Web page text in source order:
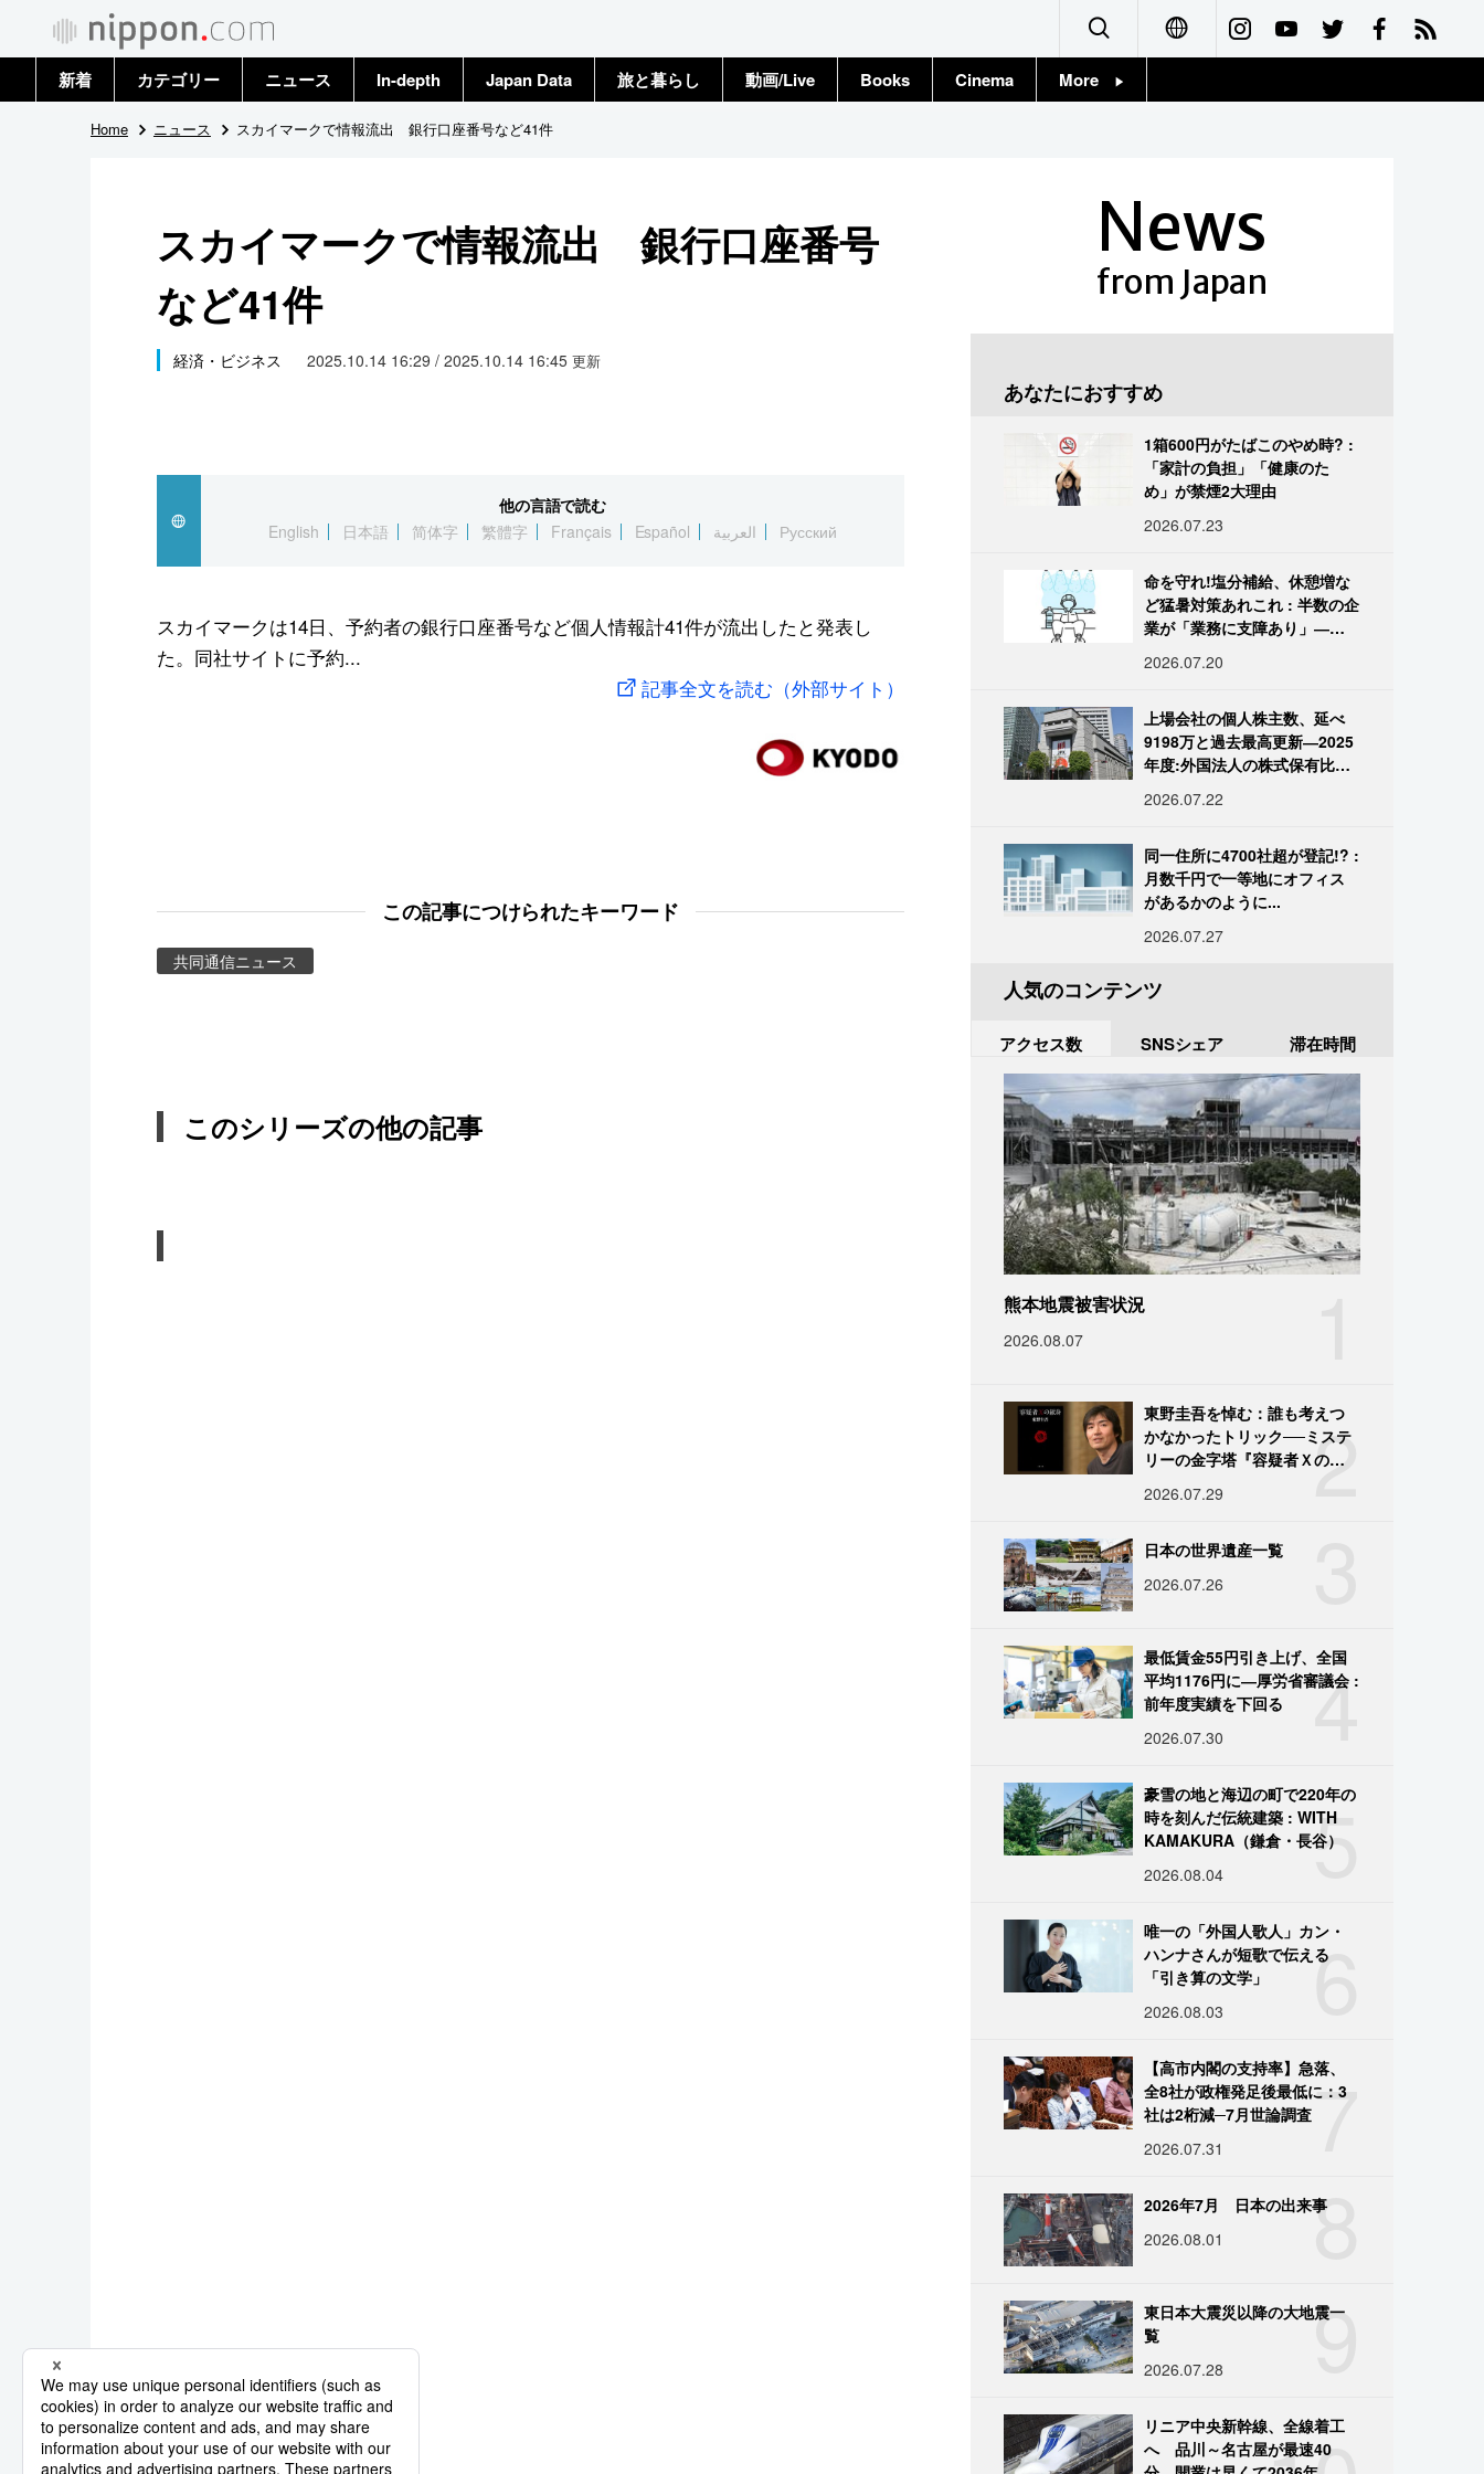
Français
新着 カテゴリー
政治・外交
国際
社会
文化
スポーツ・東京2020
ニュース
トップ
In-depth Japan Data 旅と暮らし 動画/Live Books Cinema More
Home ニュース スカイマークで情報流出 銀行口座番号など41件
スカイマークで情報流出 銀行口座番号
など41件
経済・ビジネス 2025.10.14 16:29 / 2025.10.14 16:45 更新
他の言語で読む
English
日本語 简体字 繁體字 Français Español العربية Русский
スカイマークは14日、予約者の銀行口座番号など個人情報計41件が流出したと発表し
た。同社サイトに予約...
記事全文を読む（外部サイト）
この記事につけられたキーワード
共同通信ニュース
このシリーズの他の記事
News
from Japan
あなたにおすすめ
1箱600円がたばこのやめ時? :
「家計の負担」「健康のた
め」が禁煙2大理由
2026.07.23
命を守れ!塩分補給、休憩増な
ど猛暑対策あれこれ : 半数の企
業が「業務に支障あり」―帝
2026.07.20
上場会社の個人株主数、延べ
9198万と過去最高更新―2025
年度:外国法人の株式保有比率
2026.07.22
同一住所に4700社超が登記!? :
月数千円で一等地にオフィス
があるかのように...
2026.07.27
人気のコンテンツ
アクセス数 SNSシェア 滞在時間
熊本地震被害状況
2026.08.07
2
東野圭吾を悼む：誰も考えつ
かなかったトリック──ミステ
リーの金字塔『容疑者Ｘの献
2026.07.29
日本の世界遺産一覧
2026.07.26
4
最低賃金55円引き上げ、全国
平均1176円に―厚労省審議会 :
前年度実績を下回る
2026.07.30
5
豪雪の地と海辺の町で220年の
時を刻んだ伝統建築 : WITH
KAMAKURA（鎌倉・長谷）
2026.08.04
6
唯一の「外国人歌人」カン・
ハンナさんが短歌で伝える
「引き算の文学」
2026.08.03
7
【高市内閣の支持率】急落、
全8社が政権発足後最低に：3
社は2桁減─7月世論調査
2026.07.31
8
2026年7月 日本の出来事
2026.08.01
9
東日本大震災以降の大地震一
覧
2026.07.28
リニア中央新幹線、全線着工
へ 品川～名古屋が最速40